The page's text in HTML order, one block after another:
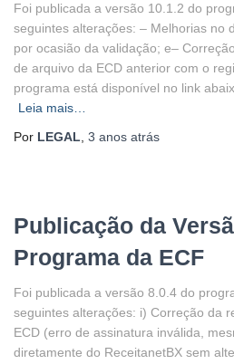
Foi publicada a versão 10.1.2 do
seguintes alterações: – Melhorias no
por ocasião da validação; e–
de arquivo da ECD anterior com o
programa está disponível no link
Leia mais…
Por LEGAL 3 anos atrás
Publicação da
Programa da ECF
Foi publicada a versão 8.0.4 do
seguintes alterações: i) Correção da
ECD (erro de assinatura inválida,
diretamente do ReceitanetBX sem